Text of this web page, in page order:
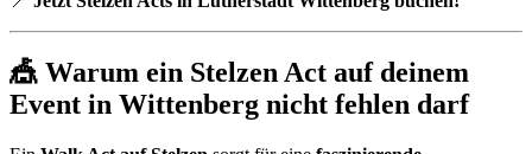
🎪 Warum ein Stelzen Act auf deinem
Event in Wittenberg nicht fehlen darf